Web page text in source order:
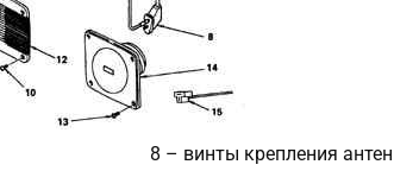
8 – винты крепления